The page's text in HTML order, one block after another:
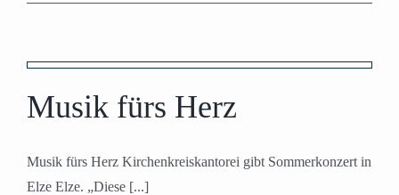
Musik fürs Herz
Musik fürs Herz Kirchenkreiskantorei gibt Sommerkonzert in
Elze Elze. „Diese [...]